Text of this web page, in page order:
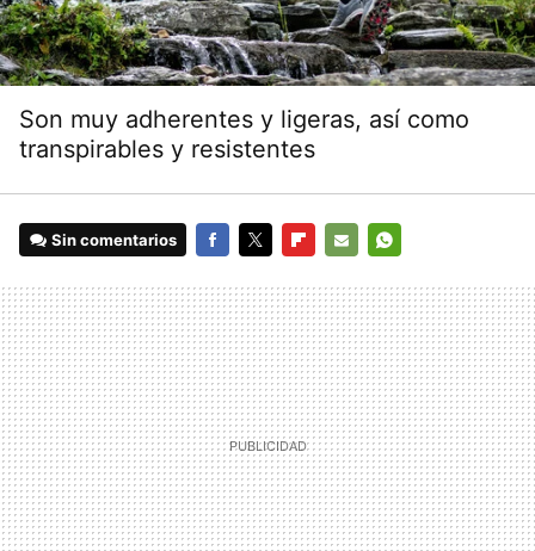
Son muy adherentes y ligeras, así como
transpirables y resistentes
Sin comentarios
MAIL